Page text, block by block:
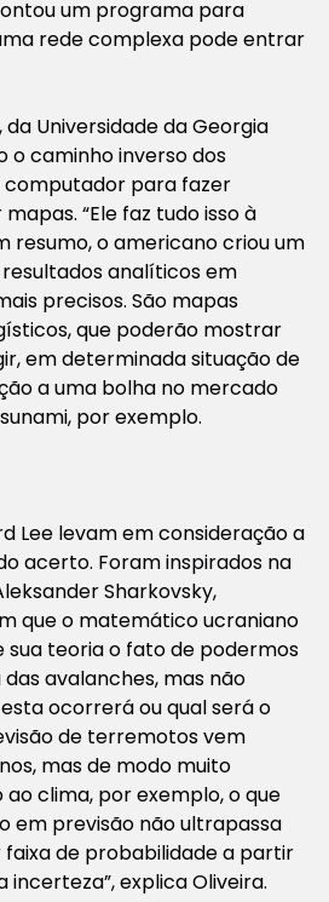
um programa para
rede complexa pode entrar
da Universidade da Georgia
o caminho inverso dos
computador para fazer
“Ele faz tudo isso à
resumo, o americano criou um
analíticos em
precisos. São mapas
que poderão mostrar
em determinada situação de
a uma bolha no mercado
por exemplo.
Lee levam em consideração a
acerto. Foram inspirados na
Sharkovsky,
que o matemático ucraniano
sua teoria o fato de podermos
avalanches, mas não
ocorrerá ou qual será o
de terremotos vem
mas de modo muito
ao clima, por exemplo, o que
em previsão não ultrapassa
faixa de probabilidade a partir
incerteza”, explica Oliveira.